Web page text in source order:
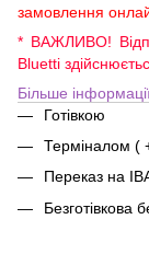
замовлення
* ВАЖЛИВО!
Bluetti
Більше
Готівкою
Терміналом (
Переказ на
Безготівкова